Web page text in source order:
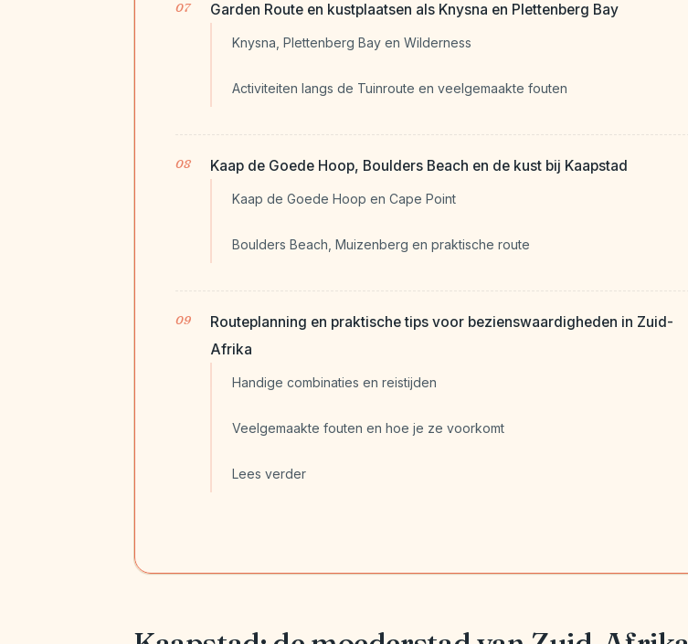
Garden Route en kustplaatsen als Knysna en Plettenberg Bay
Knysna, Plettenberg Bay en Wilderness
Activiteiten langs de Tuinroute en veelgemaakte fouten
Kaap de Goede Hoop, Boulders Beach en de kust bij Kaapstad
Kaap de Goede Hoop en Cape Point
Boulders Beach, Muizenberg en praktische route
Routeplanning en praktische tips voor bezienswaardigheden in Zuid-
Afrika
Handige combinaties en reistijden
Veelgemaakte fouten en hoe je ze voorkomt
Lees verder